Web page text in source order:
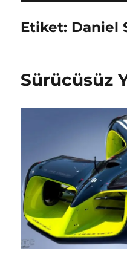
Etiket: Daniel
Sürücüsüz